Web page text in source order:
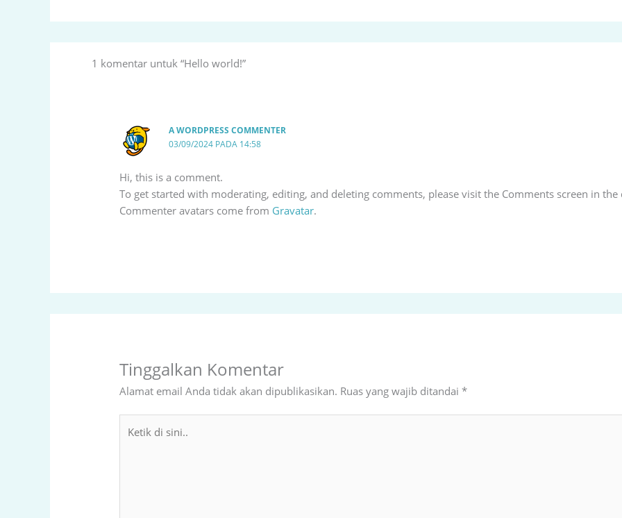
1 komentar untuk “Hello world!”
A WORDPRESS COMMENTER
03/09/2024 PADA 14:58
Hi, this is a comment.
To get started with moderating, editing, and deleting comments, please visit the Comments screen in the
Commenter avatars come from Gravatar.
Tinggalkan Komentar
Alamat email Anda tidak akan dipublikasikan. Ruas yang wajib ditandai*